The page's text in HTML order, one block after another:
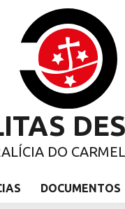
DO
DOCUMENTOS